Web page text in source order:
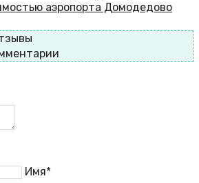
аэропорта Домодедово
Имя*